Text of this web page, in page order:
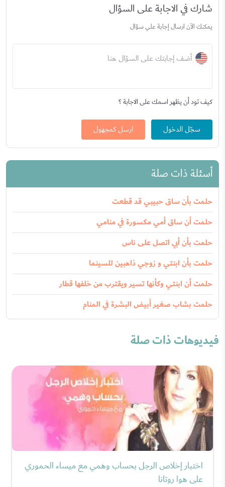
شارك في الاجابة على السؤال
يمكنك الآن ارسال إجابة علي سؤال
أضف إجابتك على السؤال هنا
كيف تود أن يظهر اسمك على الاجابة ؟
سجّل الدخول ارسل كمجهول
أسئلة ذات صلة
حلمت بأن ساق حبيبي قد قطعت
حلمت أن ساق أمي مكسورة في منامي
حلمت بأن أبي اتصل على ناس
حلمت بأن ابنتي و زوجي ذاهبين للسينما
حلمت أن ابنتي وكأنها تسير ويقترب من خلفها قطار
حلمت بشاب صغير أبيض البشرة في المنام
فيديوهات ذات صلة
اختبار إخلاص الرجل بحساب وهمي مع ميساء الحموري
على هوا روتانا